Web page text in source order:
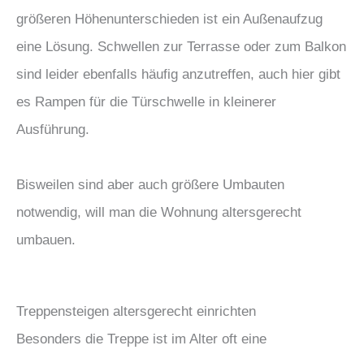
größeren Höhenunterschieden ist ein Außenaufzug
eine Lösung. Schwellen zur Terrasse oder zum Balkon
sind leider ebenfalls häufig anzutreffen, auch hier gibt
es Rampen für die Türschwelle in kleinerer
Ausführung.
Bisweilen sind aber auch größere Umbauten
notwendig, will man die Wohnung altersgerecht
umbauen.
Treppensteigen altersgerecht einrichten
Besonders die Treppe ist im Alter oft eine